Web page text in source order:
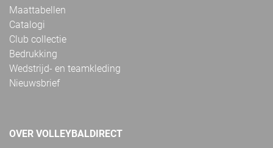
Maattabellen
Catalogi
Club collectie
Bedrukking
Wedstrijd- en teamkleding
Nieuwsbrief
OVER VOLLEYBALDIRECT